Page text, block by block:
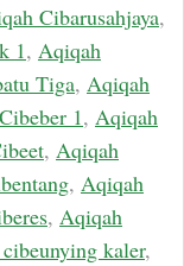
Cibarusahjaya,
1, Aqiqah
Tiga, Aqiqah
1, Aqiqah
, Aqiqah
, Aqiqah
, Aqiqah
kaler,